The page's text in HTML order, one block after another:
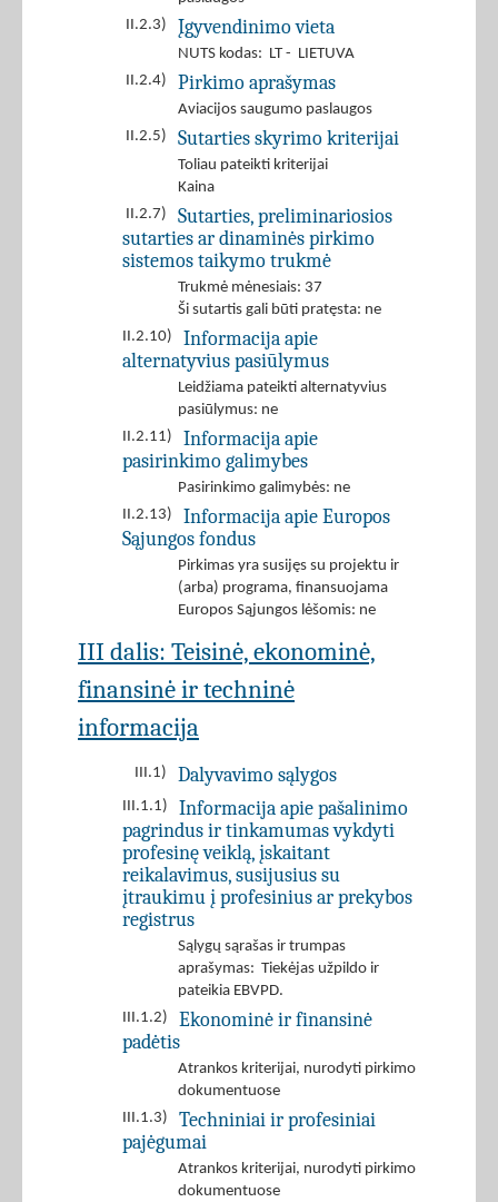
II.2.3)
Įgyvendinimo vieta
NUTS kodas: LT - LIETUVA
II.2.4)
Pirkimo aprašymas
Aviacijos saugumo paslaugos
II.2.5)
Sutarties skyrimo kriterijai
Toliau pateikti kriterijai
Kaina
II.2.7)
Sutarties, preliminariosios
sutarties ar dinaminės pirkimo
sistemos taikymo trukmė
Trukmė mėnesiais: 37
Ši sutartis gali būti pratęsta: ne
II.2.10)
Informacija apie
alternatyvius pasiūlymus
Leidžiama pateikti alternatyvius
pasiūlymus: ne
II.2.11)
Informacija apie
pasirinkimo galimybes
Pasirinkimo galimybės: ne
II.2.13)
Informacija apie Europos
Sąjungos fondus
Pirkimas yra susijęs su projektu ir
(arba) programa, finansuojama
Europos Sąjungos lėšomis: ne
III dalis: Teisinė, ekonominė,
finansinė ir techninė
informacija
III.1) Dalyvavimo sąlygos
III.1.1)
Informacija apie pašalinimo
pagrindus ir tinkamumas vykdyti
profesinę veiklą, įskaitant
reikalavimus, susijusius su
įtraukimu į profesinius ar prekybos
registrus
Sąlygų sąrašas ir trumpas
aprašymas: Tiekėjas užpildo ir
pateikia EBVPD.
III.1.2)
Ekonominė ir finansinė
padėtis
Atrankos kriterijai, nurodyti pirkimo
dokumentuose
III.1.3)
Techniniai ir profesiniai
pajėgumai
Atrankos kriterijai, nurodyti pirkimo
dokumentuose